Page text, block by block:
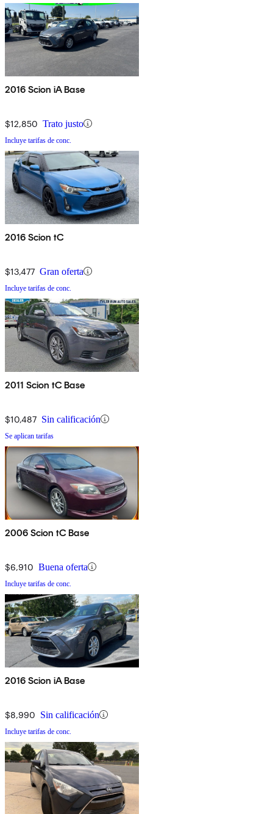
2016 Scion iA Base
$12,850 Trato justo
Incluye tarifas de conc.
2016 Scion tC
$13,477 Gran oferta
Incluye tarifas de conc.
2011 Scion tC Base
$10,487 Sin calificación
Se aplican tarifas
2006 Scion tC Base
$6,910 Buena oferta
Incluye tarifas de conc.
2016 Scion iA Base
$8,990 Sin calificación
Incluye tarifas de conc.